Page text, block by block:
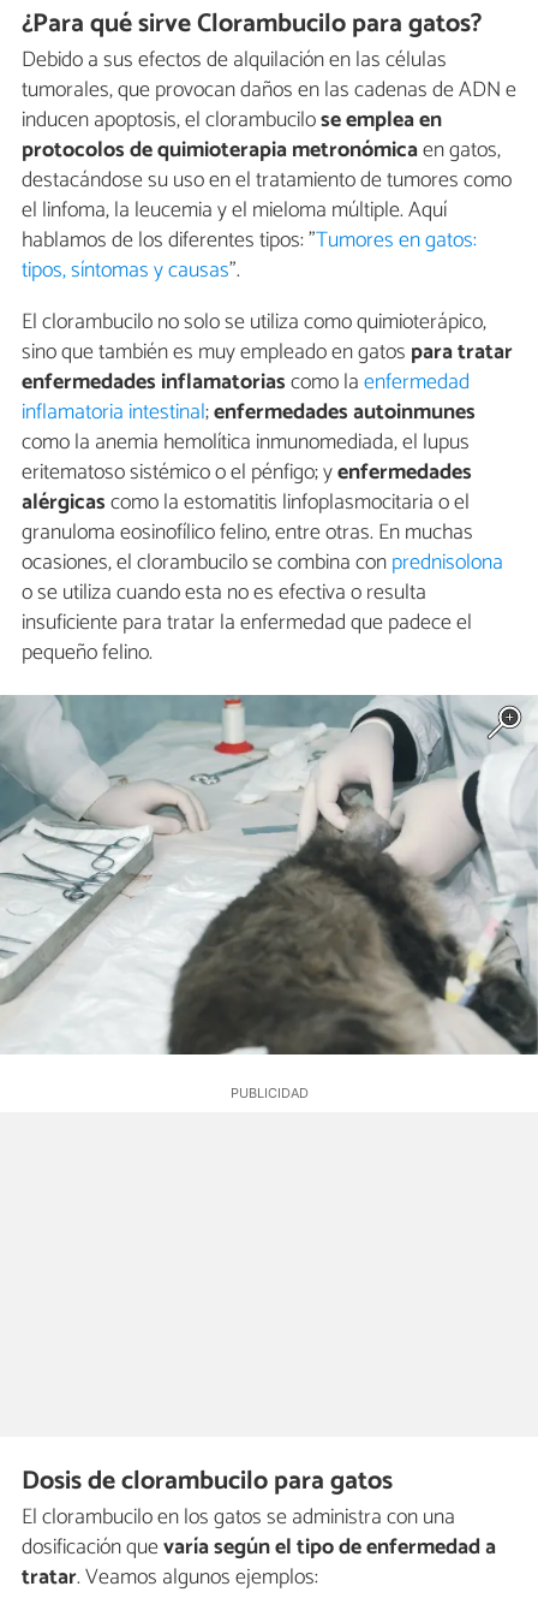
¿Para qué sirve Clorambucilo para gatos?
Debido a sus efectos de alquilación en las células
tumorales, que provocan daños en las cadenas de ADN e
inducen apoptosis, el clorambucilose emplea en
protocolos de quimioterapia metronómicaen gatos,
destacándose su uso en el tratamiento de tumores como
el linfoma, la leucemia y el mieloma múltiple. Aquí
hablamos de los diferentes tipos: "Tumores en gatos:
tipos, síntomas y causas".
El clorambucilo no solo se utiliza como quimioterápico,
sino que también es muy empleado en gatos para tratar
enfermedades inflamatoriascomo laenfermedad
inflamatoria intestinal;enfermedades autoinmunes
como la anemia hemolítica inmunomediada, el lupus
eritematoso sistémico o el pénfigo; yenfermedades
alérgicascomo la estomatitis linfoplasmocitaria o el
granuloma eosinofílico felino, entre otras. En muchas
ocasiones, el clorambucilo se combina conprednisolona
o se utiliza cuando esta no es efectiva o resulta
insuficiente para tratar la enfermedad que padece el
pequeño felino.
Dosis de clorambucilo para gatos
El clorambucilo en los gatos se administra con una
dosificación quevaría según el tipo de enfermedad a
tratar. Veamos algunos ejemplos: